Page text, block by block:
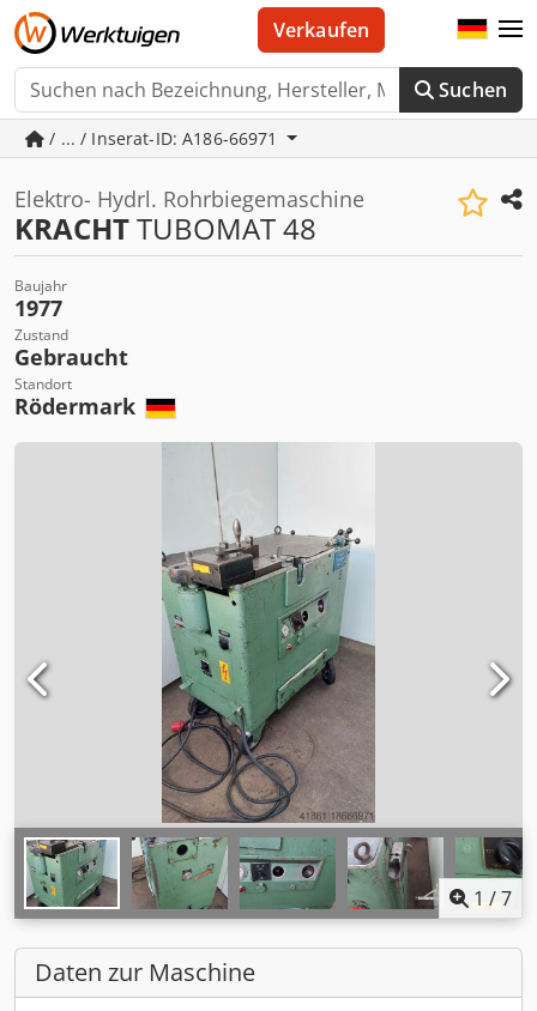
Suchen
Verkaufen
/ ... / Inserat-ID: A186-66971
Elektro- Hydrl. Rohrbiegemaschine
KRACHTTUBOMAT 48
Baujahr
1977
Zustand
Gebraucht
Standort
Rödermark
1 /7
Daten zur Maschine